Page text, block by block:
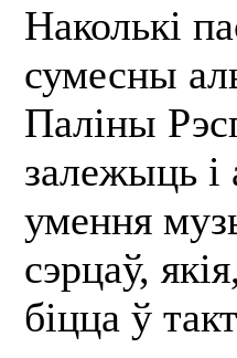
Наколькі
сумесны
Паліны
залежыць і
умення
сэрцаў,
біцца ў